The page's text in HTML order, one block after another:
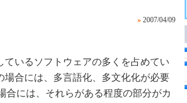
» 2007/04/09
いるソフトウェアの多くを占めてい
合には、多言語化、多文化化が必要
合には、それらがある程度の部分がカ